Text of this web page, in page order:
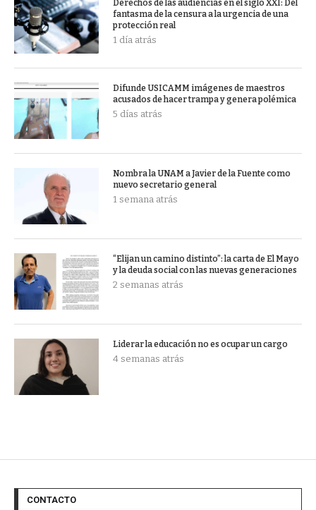
Derechos de las audiencias en el siglo XXI: Del
fantasma de la censura a la urgencia de una
protección real
1 día atrás
Difunde USICAMM imágenes de maestros
acusados de hacer trampa y genera polémica
5 días atrás
Nombra la UNAM a Javier de la Fuente como
nuevo secretario general
1 semana atrás
“Elijan un camino distinto”: la carta de El Mayo
y la deuda social con las nuevas generaciones
2 semanas atrás
Liderar la educación no es ocupar un cargo
4 semanas atrás
CONTACTO